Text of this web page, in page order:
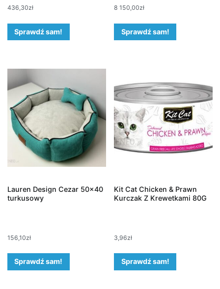
436,30zł
Sprawdź sam!
8 150,00zł
Sprawdź sam!
Lauren Design Cezar 50×40
turkusowy
156,10zł
Sprawdź sam!
Kit Cat Chicken & Prawn
Kurczak Z Krewetkami 80G
3,96zł
Sprawdź sam!